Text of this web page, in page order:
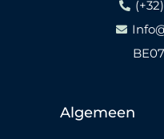
Algemeen